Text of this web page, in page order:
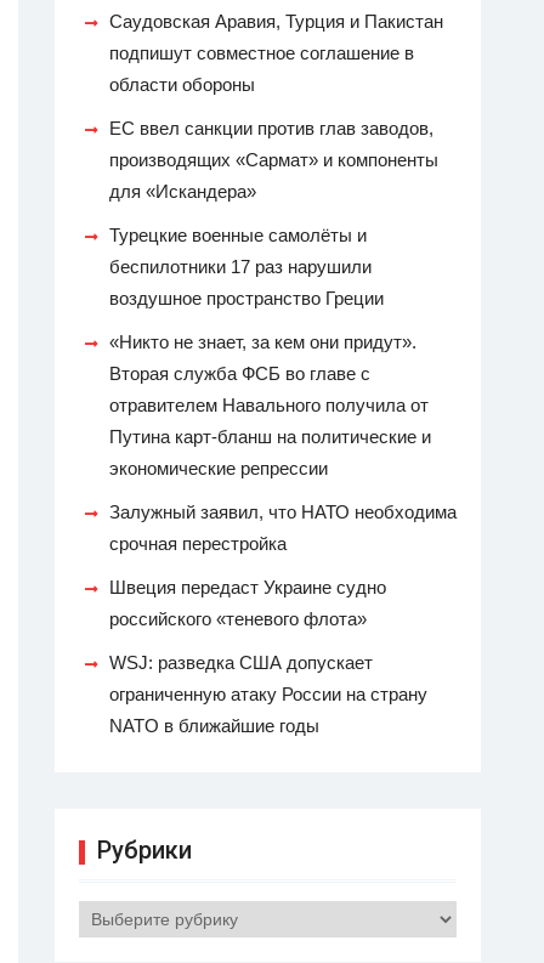
Саудовская Аравия, Турция и Пакистан
подпишут совместное соглашение в
области обороны
ЕС ввел санкции против глав заводов,
производящих «Сармат» и компоненты
для «Искандера»
Турецкие военные самолёты и
беспилотники 17 раз нарушили
воздушное пространство Греции
«Никто не знает, за кем они придут».
Вторая служба ФСБ во главе с
отравителем Навального получила от
Путина карт-бланш на политические и
экономические репрессии
Залужный заявил, что НАТО необходима
срочная перестройка
Швеция передаст Украине судно
российского «теневого флота»
WSJ: разведка США допускает
ограниченную атаку России на страну
NATO в ближайшие годы
Рубрики
Рубрики